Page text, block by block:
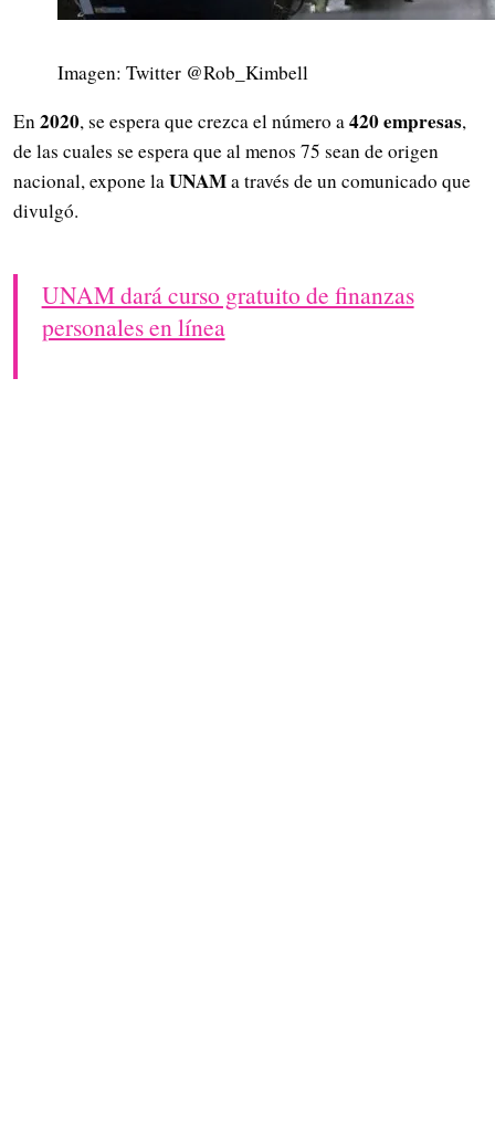
Imagen: Twitter @Rob_Kimbell
En2020, se espera que crezca el número a420 empresas,
de las cuales se espera que al menos 75 sean de origen
nacional, expone laUNAMa través de un comunicado que
divulgó.
UNAM dará curso gratuito de finanzas
personales en línea